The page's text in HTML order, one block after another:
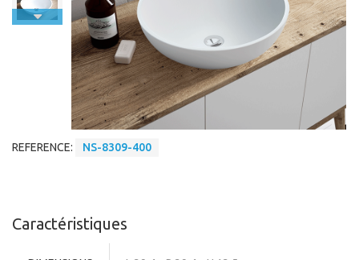
REFERENCE: NS-8309-400
Caractéristiques